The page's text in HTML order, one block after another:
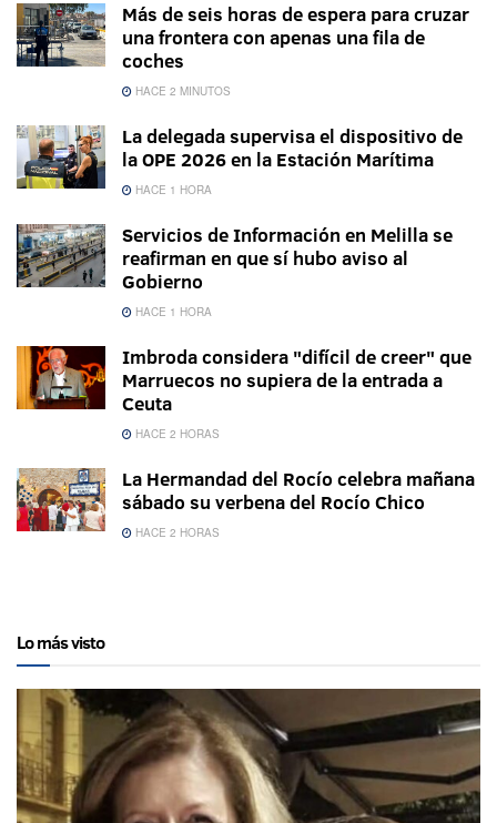
Más de seis horas de espera para cruzar
una frontera con apenas una fila de
coches
HACE 2 MINUTOS
La delegada supervisa el dispositivo de
la OPE 2026 en la Estación Marítima
HACE 1 HORA
Servicios de Información en Melilla se
reafirman en que sí hubo aviso al
Gobierno
HACE 1 HORA
Imbroda considera "difícil de creer" que
Marruecos no supiera de la entrada a
Ceuta
HACE 2 HORAS
La Hermandad del Rocío celebra mañana
sábado su verbena del Rocío Chico
HACE 2 HORAS
Lo más visto